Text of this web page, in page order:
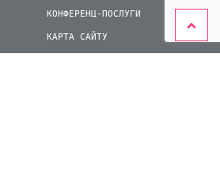
КОНФЕРЕНЦ-ПОСЛУГИ
КАРТА САЙТУ